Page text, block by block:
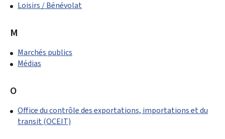
Loisirs / Bénévolat
M
Marchés publics
Médias
O
Office du contrôle des exportations, importations et du
transit (OCEIT)